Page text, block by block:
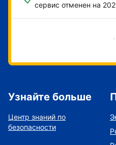
сервис отменен на
Начать
Узнайте больше
Центр знаний по
безопасности